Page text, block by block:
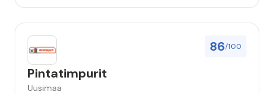
86/100
Pintatimpurit
Uusimaa